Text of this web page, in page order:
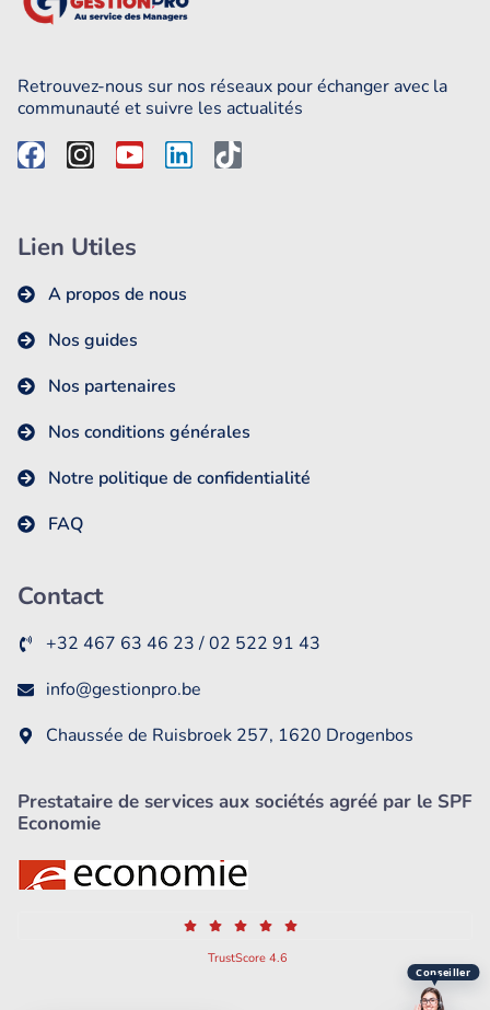
Retrouvez-nous sur nos réseaux pour échanger avec la
communauté et suivre les actualités
Lien Utiles
A propos de nous
Nos guides
Nos partenaires
Nos conditions générales
Notre politique de confidentialité
FAQ
Contact
+32 467 63 46 23 / 02 522 91 43
info@gestionpro.be
Chaussée de Ruisbroek 257, 1620 Drogenbos
Prestataire de services aux sociétés agréé par le SPF
Economie
TrustScore 4.6
Conseiller